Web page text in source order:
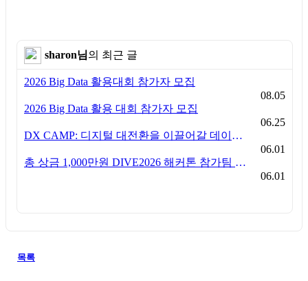
sharon님의 최근 글
2026 Big Data 활용대회 참가자 모집
08.05
2026 Big Data 활용 대회 참가자 모집
06.25
DX CAMP: 디지털 대전환을 이끌어갈 데이터 미래 인재 인큐베이팅 과정
06.01
총 상금 1,000만원 DIVE2026 해커톤 참가팀 모집 안내
06.01
목록